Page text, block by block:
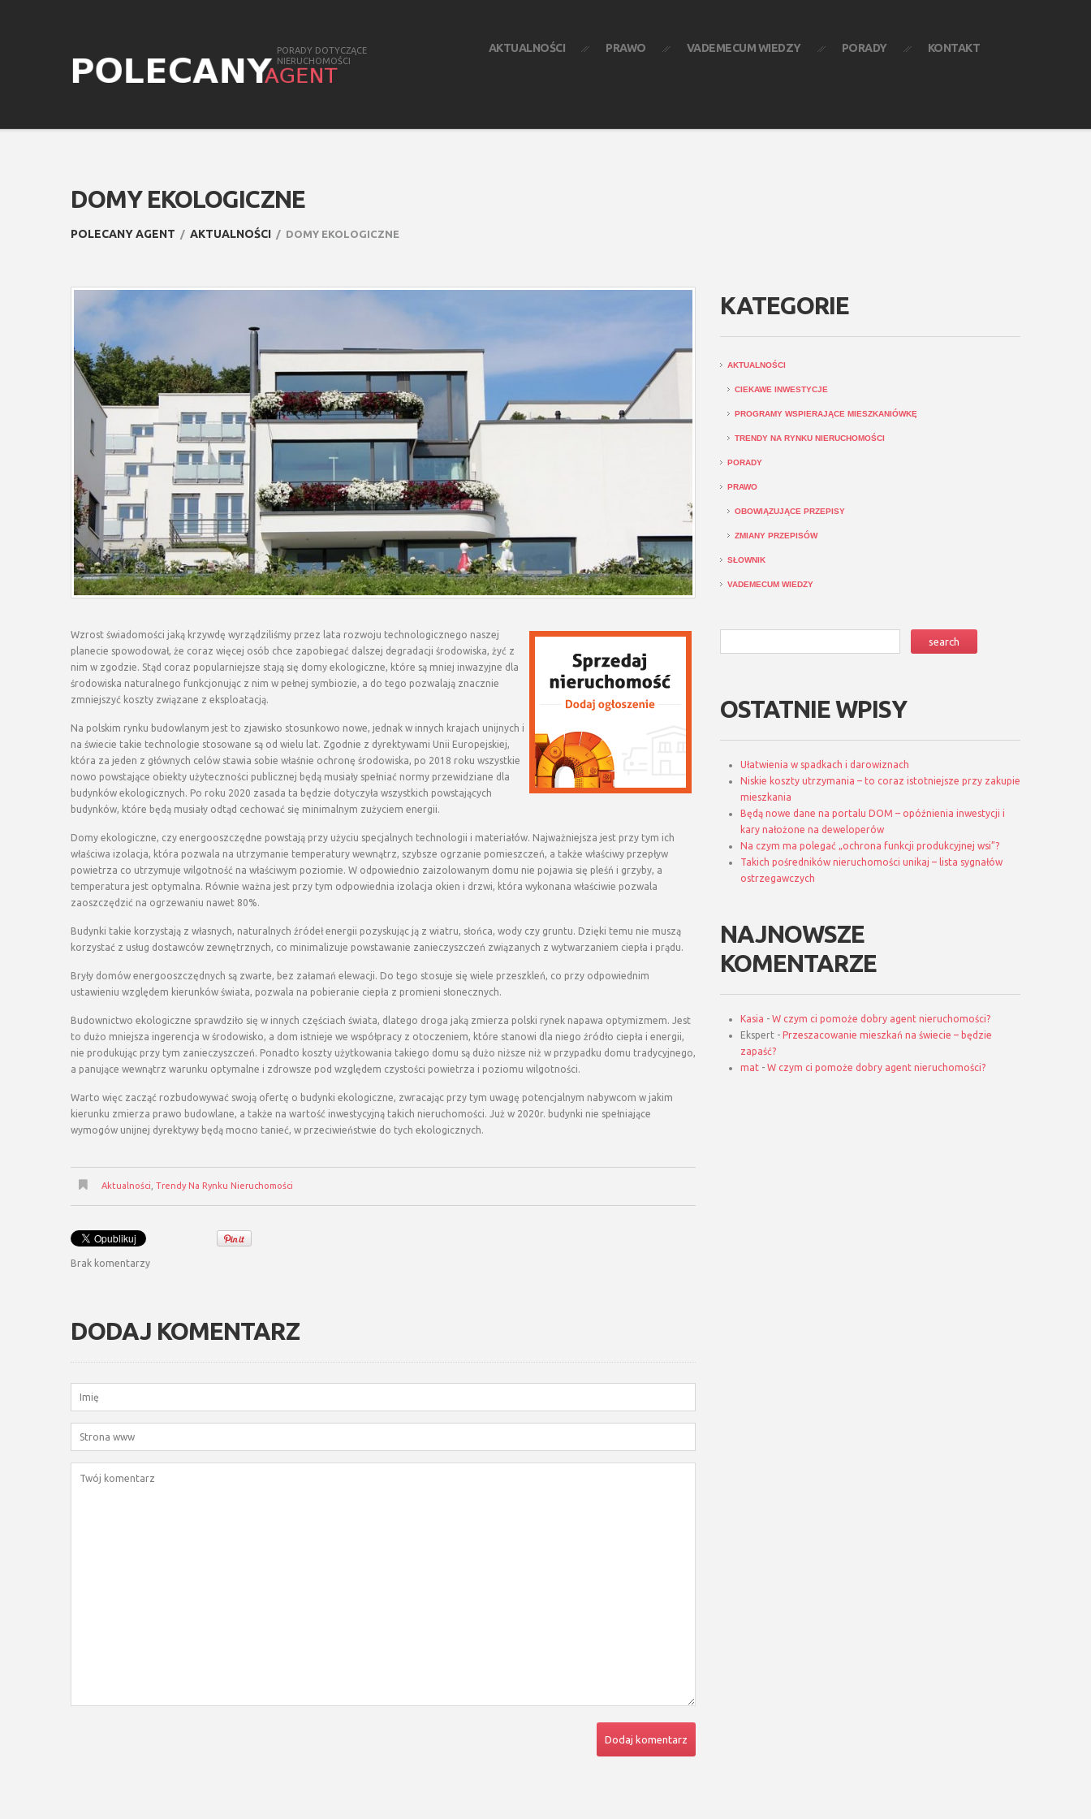
PORADY DOTYCZĄCE
NIERUCHOMOŚCI
AKTUALNOŚCI PRAWO VADEMECUM WIEDZY PORADY KONTAKT
DOMY EKOLOGICZNE
POLECANY AGENT AKTUALNOŚCI DOMY EKOLOGICZNE
Wzrost świadomości jaką krzywdę wyrządziliśmy przez lata rozwoju technologicznego naszej
planecie spowodował, że coraz więcej osób chce zapobiegać dalszej degradacji środowiska, żyć z
nim w zgodzie. Stąd coraz popularniejsze stają się domy ekologiczne, które są mniej inwazyjne dla
środowiska naturalnego funkcjonując z nim w pełnej symbiozie, a do tego pozwalają znacznie
zmniejszyć koszty związane z eksploatacją.
Na polskim rynku budowlanym jest to zjawisko stosunkowo nowe, jednak w innych krajach unijnych i
na świecie takie technologie stosowane są od wielu lat. Zgodnie z dyrektywami Unii Europejskiej,
która za jeden z głównych celów stawia sobie właśnie ochronę środowiska, po 2018 roku wszystkie
nowo powstające obiekty użyteczności publicznej będą musiały spełniać normy przewidziane dla
budynków ekologicznych. Po roku 2020 zasada ta będzie dotyczyła wszystkich powstających
budynków, które będą musiały odtąd cechować się minimalnym zużyciem energii.
Domy ekologiczne, czy energooszczędne powstają przy użyciu specjalnych technologii i materiałów. Najważniejsza jest przy tym ich
właściwa izolacja, która pozwala na utrzymanie temperatury wewnątrz, szybsze ogrzanie pomieszczeń, a także właściwy przepływ
powietrza co utrzymuje wilgotność na właściwym poziomie. W odpowiednio zaizolowanym domu nie pojawia się pleśń i grzyby, a
temperatura jest optymalna. Równie ważna jest przy tym odpowiednia izolacja okien i drzwi, która wykonana właściwie pozwala
zaoszczędzić na ogrzewaniu nawet 80%.
Budynki takie korzystają z własnych, naturalnych źródeł energii pozyskując ją z wiatru, słońca, wody czy gruntu. Dzięki temu nie muszą
korzystać z usług dostawców zewnętrznych, co minimalizuje powstawanie zanieczyszczeń związanych z wytwarzaniem ciepła i prądu.
Bryły domów energooszczędnych są zwarte, bez załamań elewacji. Do tego stosuje się wiele przeszkleń, co przy odpowiednim
ustawieniu względem kierunków świata, pozwala na pobieranie ciepła z promieni słonecznych.
Budownictwo ekologiczne sprawdziło się w innych częściach świata, dlatego droga jaką zmierza polski rynek napawa optymizmem. Jest
to dużo mniejsza ingerencja w środowisko, a dom istnieje we współpracy z otoczeniem, które stanowi dla niego źródło ciepła i energii,
nie produkując przy tym zanieczyszczeń. Ponadto koszty użytkowania takiego domu są dużo niższe niż w przypadku domu tradycyjnego,
a panujące wewnątrz warunku optymalne i zdrowsze pod względem czystości powietrza i poziomu wilgotności.
Warto więc zacząć rozbudowywać swoją ofertę o budynki ekologiczne, zwracając przy tym uwagę potencjalnym nabywcom w jakim
kierunku zmierza prawo budowlane, a także na wartość inwestycyjną takich nieruchomości. Już w 2020r. budynki nie spełniające
wymogów unijnej dyrektywy będą mocno tanieć, w przeciwieństwie do tych ekologicznych.
Aktualności Trendy Na Rynku Nieruchomości
Brak komentarzy
DODAJ KOMENTARZ
KATEGORIE
AKTUALNOŚCI
CIEKAWE INWESTYCJE
PROGRAMY WSPIERAJĄCE MIESZKANIÓWKĘ
TRENDY NA RYNKU NIERUCHOMOŚCI
PORADY
PRAWO
OBOWIĄZUJĄCE PRZEPISY
ZMIANY PRZEPISÓW
SŁOWNIK
VADEMECUM WIEDZY
OSTATNIE WPISY
Ułatwienia w spadkach i darowiznach
Niskie koszty utrzymania – to coraz istotniejsze przy zakupie
mieszkania
Będą nowe dane na portalu DOM – opóźnienia inwestycji i
kary nałożone na deweloperów
Na czym ma polegać „ochrona funkcji produkcyjnej wsi”?
Takich pośredników nieruchomości unikaj – lista sygnałów
ostrzegawczych
NAJNOWSZE
KOMENTARZE
Kasia - W czym ci pomoże dobry agent nieruchomości?
Ekspert - Przeszacowanie mieszkań na świecie – będzie
zapaść?
mat - W czym ci pomoże dobry agent nieruchomości?